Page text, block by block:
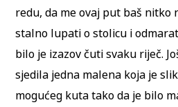
redu, da me ovaj put baš nitko
stalno lupati o stolicu i
bilo je izazov čuti svaku riječ.
sjedila jedna malena koja je
mogućeg kuta tako da je bilo